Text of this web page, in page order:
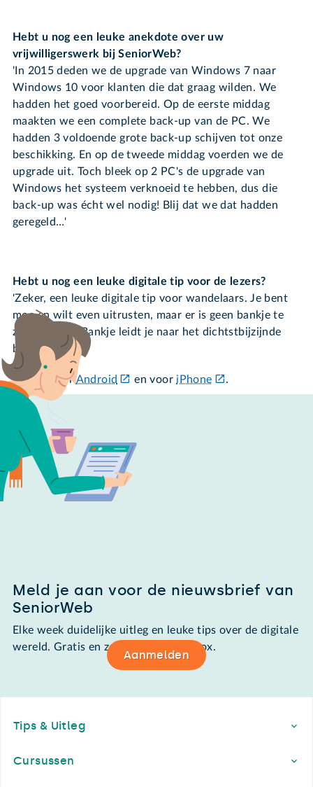
Hebt u nog een leuke anekdote over uw
vrijwilligerswerk bij SeniorWeb?
'In 2015 deden we de upgrade van Windows 7 naar
Windows 10 voor klanten die dat graag wilden. We
hadden het goed voorbereid. Op de eerste middag
maakten we een complete back-up van de PC. We
hadden 3 voldoende grote back-up schijven tot onze
beschikking. En op de tweede middag voerden we de
upgrade uit. Toch bleek op 2 PC's de upgrade van
Windows het systeem verknoeid te hebben, dus die
back-up was écht wel nodig! Blij dat we dat hadden
geregeld…'
Hebt u nog een leuke digitale tip voor de lezers?
'Zeker, een leuke digitale tip voor wandelaars. Je bent
moe en wilt even uitrusten, maar er is geen bankje te
zien? De app Bankje leidt je naar het dichtstbijzijnde
bankje.'
Bankje voor Android en voor iPhone .
Meld je aan voor de nieuwsbrief van
SeniorWeb
Elke week duidelijke uitleg en leuke tips over de digitale
wereld. Gratis en zomaar in de mailbox.
Aanmelden
Tips & Uitleg
Cursussen